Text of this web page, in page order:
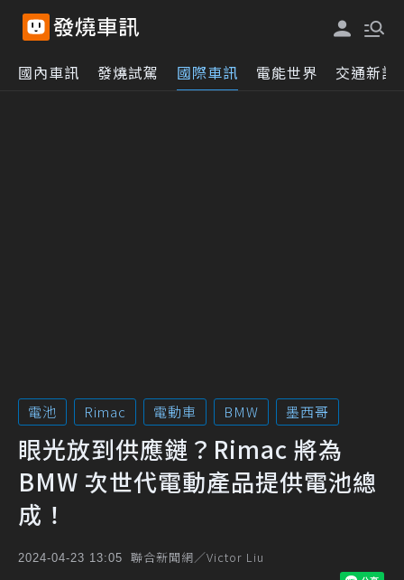
國內車訊 發燒試駕 國際車訊 電能世界 交通新訊
電池 Rimac 電動車 BMW 墨西哥
眼光放到供應鏈？Rimac 將為
BMW 次世代電動產品提供電池總
成！
2024-04-23 13:05 聯合新聞網／Victor Liu